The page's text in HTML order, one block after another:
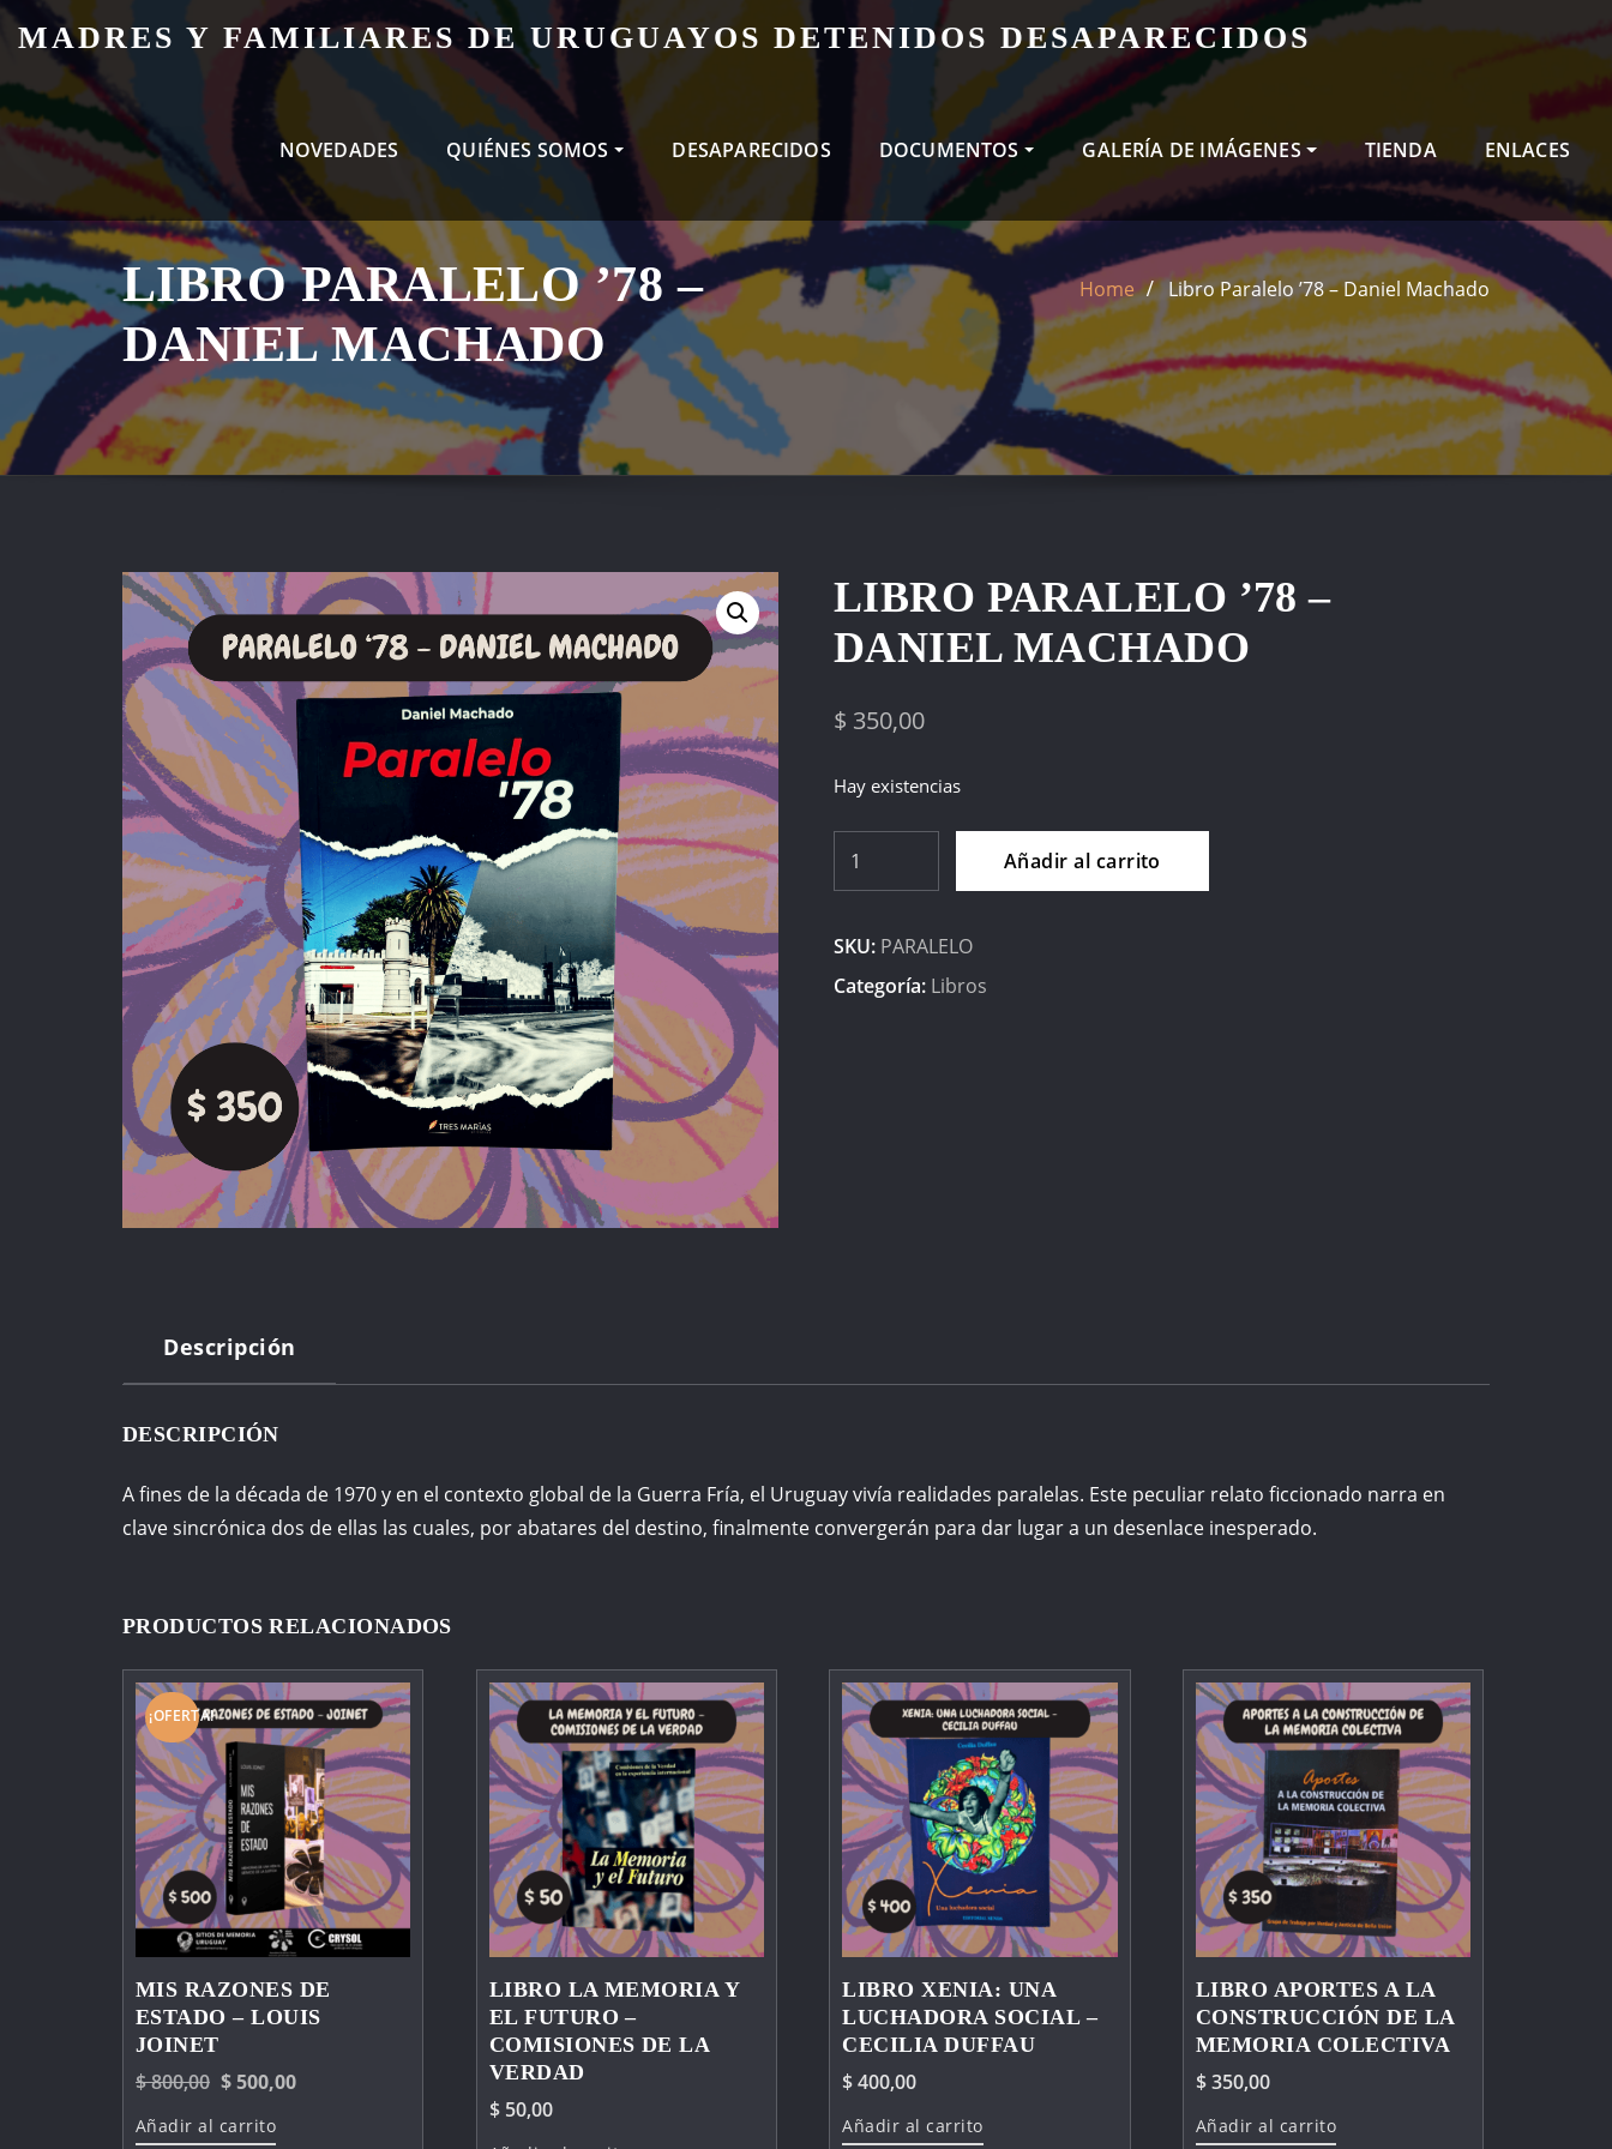
Skip
content
MADRES Y FAMILIARES DE URUGUAYOS DETENIDOS DESAPARECIDOS
NOVEDADES QUIÉNES SOMOS DESAPARECIDOS DOCUMENTOS GALERÍA DE IMÁGENES TIENDA ENLACES
LIBRO PARALELO ’78 –
DANIEL MACHADO
Home Libro Paralelo ’78 – Daniel Machado
LIBRO PARALELO ’78 –
DANIEL MACHADO
$ 350,00
Hay existencias
-
Daniel
Añadir al carrito
SKU: PARALELO
Categoría: Libros
Descripción
DESCRIPCIÓN
A fines de la década de 1970 y en el contexto global de la Guerra Fría, el Uruguay vivía realidades paralelas. Este peculiar relato ficcionado narra en
clave sincrónica dos de ellas las cuales, por abatares del destino, finalmente convergerán para dar lugar a un desenlace inesperado.
PRODUCTOS RELACIONADOS
¡OFERTA!
MIS RAZONES DE
ESTADO – LOUIS
JOINET
$800,00 El
precio
$500,00
Añadir al carrito
LIBRO LA MEMORIA Y
EL FUTURO –
COMISIONES DE LA
VERDAD
$50,00
LIBRO XENIA: UNA
LUCHADORA SOCIAL –
CECILIA DUFFAU
$400,00
Añadir al carrito
LIBRO APORTES A LA
CONSTRUCCIÓN DE LA
MEMORIA COLECTIVA
$350,00
Añadir al carrito